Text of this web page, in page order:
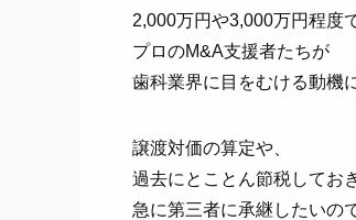
2,000万円や3,000万円程度
プロのM&A支援者たちが
歯科業界に目をむける動機
譲渡対価の算定や、
過去にとことん節税してお
急に第三者に承継したいの